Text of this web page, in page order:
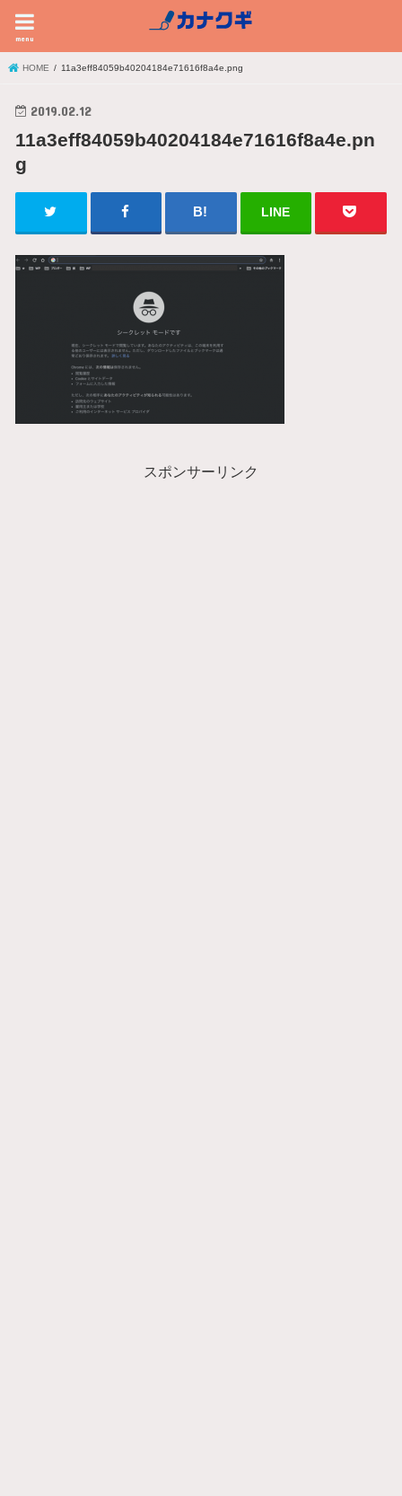
menu
HOME 11a3eff84059b40204184e71616f8a4e.png
2019.02.12
11a3eff84059b40204184e71616f8a4e.pn
g
LINE
スポンサーリンク